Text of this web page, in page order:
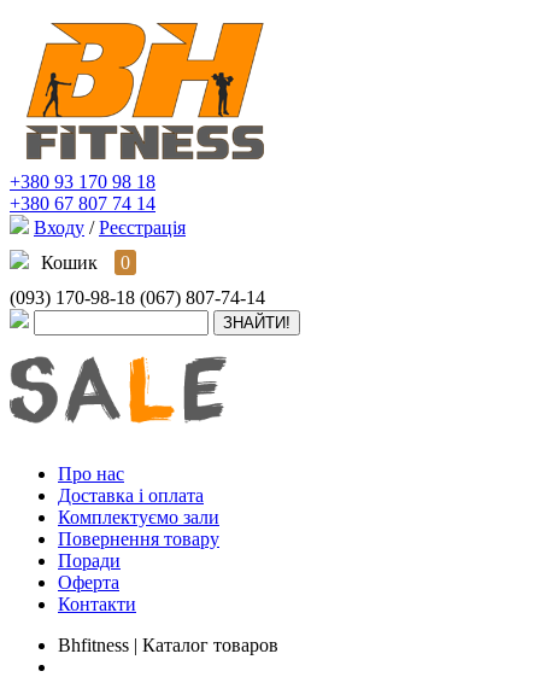
+380 93 170 98 18
+380 67 807 74 14
Входу / Реєстрація
Кошик
0
(093) 170-98-18 (067) 807-74-14
Про нас
Доставка і оплата
Комплектуємо зали
Повернення товару
Поради
Оферта
Контакти
Bhfitness | Каталог товаров